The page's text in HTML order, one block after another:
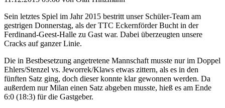
Sein letztes Spiel im Jahr 2015 bestritt unser Schüler-Team am
gestrigen Donnerstag, als der TTC Eckernförder Bucht in der
Ferdinand-Geest-Halle zu Gast war. Dabei überzeugten unsere
Cracks auf ganzer Linie.
Die in Bestbesetzung angetretene Mannschaft musste nur im Doppel
Ehlers/Stenzel vs. Jeworrek/Klaws etwas zittern, als es in den
fünften Satz ging, doch dieser konnte klar gewonnen werden. Da
außerdem nur Milan einen Satz abgeben musste, hieß es am Ende
6:0 (18:3) für die Gastgeber.